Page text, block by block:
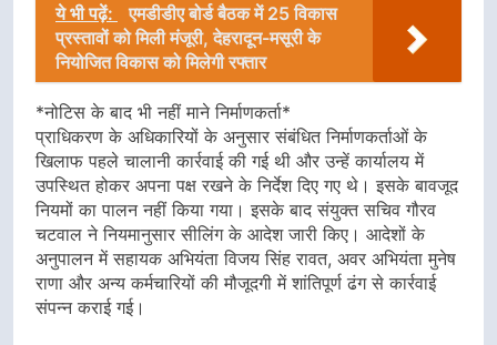
ये भी पढ़ें:
एमडीडीए बोर्ड बैठक में 25 विकास
प्रस्तावों को मिली मंजूरी, देहरादून-मसूरी के
नियोजित विकास को मिलेगी रफ्तार
*नोटिस के बाद भी नहीं माने निर्माणकर्ता*
प्राधिकरण के अधिकारियों के अनुसार संबंधित निर्माणकर्ताओं के
खिलाफ पहले चालानी कार्रवाई की गई थी और उन्हें कार्यालय में
उपस्थित होकर अपना पक्ष रखने के निर्देश दिए गए थे। इसके बावजूद
नियमों का पालन नहीं किया गया। इसके बाद संयुक्त सचिव गौरव
चटवाल ने नियमानुसार सीलिंग के आदेश जारी किए। आदेशों के
अनुपालन में सहायक अभियंता विजय सिंह रावत, अवर अभियंता मुनेष
राणा और अन्य कर्मचारियों की मौजूदगी में शांतिपूर्ण ढंग से कार्रवाई
संपन्न कराई गई।